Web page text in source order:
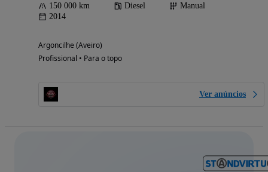
150 000 km Diesel
Manual
2014
Argoncilhe (Aveiro)
Profissional • Para o topo
Ver anúncios